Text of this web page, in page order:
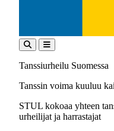
Tanssiurheilu Suomessa
Tanssin voima kuuluu
STUL kokoaa yhteen
urheilijat ja harrastajat